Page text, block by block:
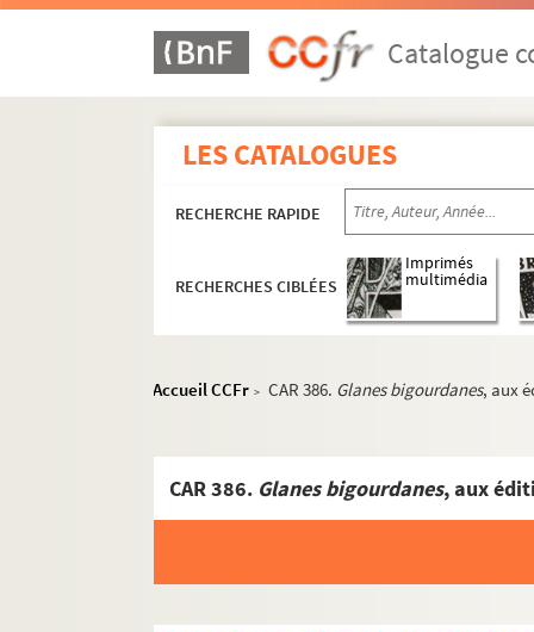
Catalogue
LES CATALOGUES
RECHERCHE RAPIDE
RECHERCHES CIBLÉES
Imprimés
multimédia
Accueil CCFr > CAR 386. Glanes bigourdanes, aux
CAR 386. Glanes bigourdanes, aux